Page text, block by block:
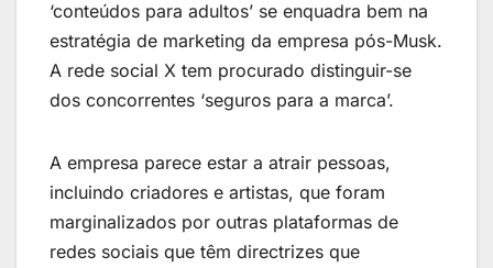
‘conteúdos para adultos’ se enquadra bem na
estratégia de marketing da empresa pós-Musk.
A rede social X tem procurado distinguir-se
dos concorrentes ‘seguros para a marca’.
A empresa parece estar a atrair pessoas,
incluindo criadores e artistas, que foram
marginalizados por outras plataformas de
redes sociais que têm directrizes que